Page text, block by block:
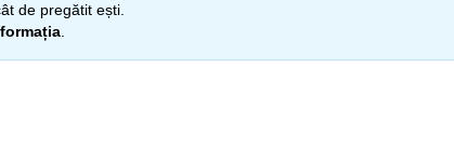
de pregătit ești.